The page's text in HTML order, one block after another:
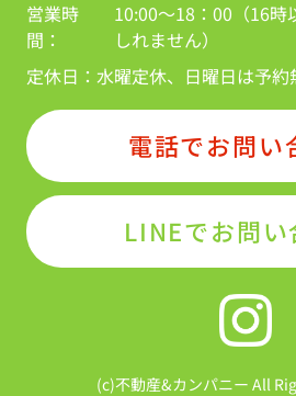
営業時
間：
10:00～18：00（16時
しれません）
定休日： 水曜定休、日曜日は予
電話でお問い
LINEでお問い
(c)不動産&カンパニー All